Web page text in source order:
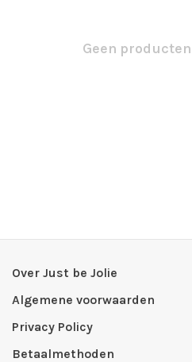
Geen
Over Just be Jolie
Algemene voorwaarden
Privacy Policy
Betaalmethoden